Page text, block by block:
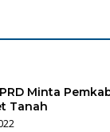
Minta
Tanah